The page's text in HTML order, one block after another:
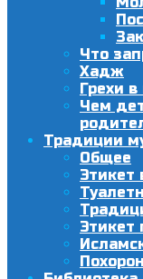
Что
Хадж
Грехи
Чем
Традиции
Общее
Этикет
Этикет